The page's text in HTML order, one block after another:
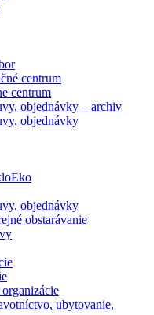
centrum
centrum
objednávky – archiv
objednávky
objednávky
obstarávanie
ubytovanie,